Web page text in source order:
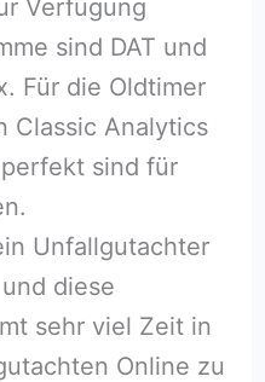
Verfügung
sind DAT und
Für die Oldtimer
Classic Analytics
sind für
Unfallgutachter
diese
sehr viel Zeit in
Online zu